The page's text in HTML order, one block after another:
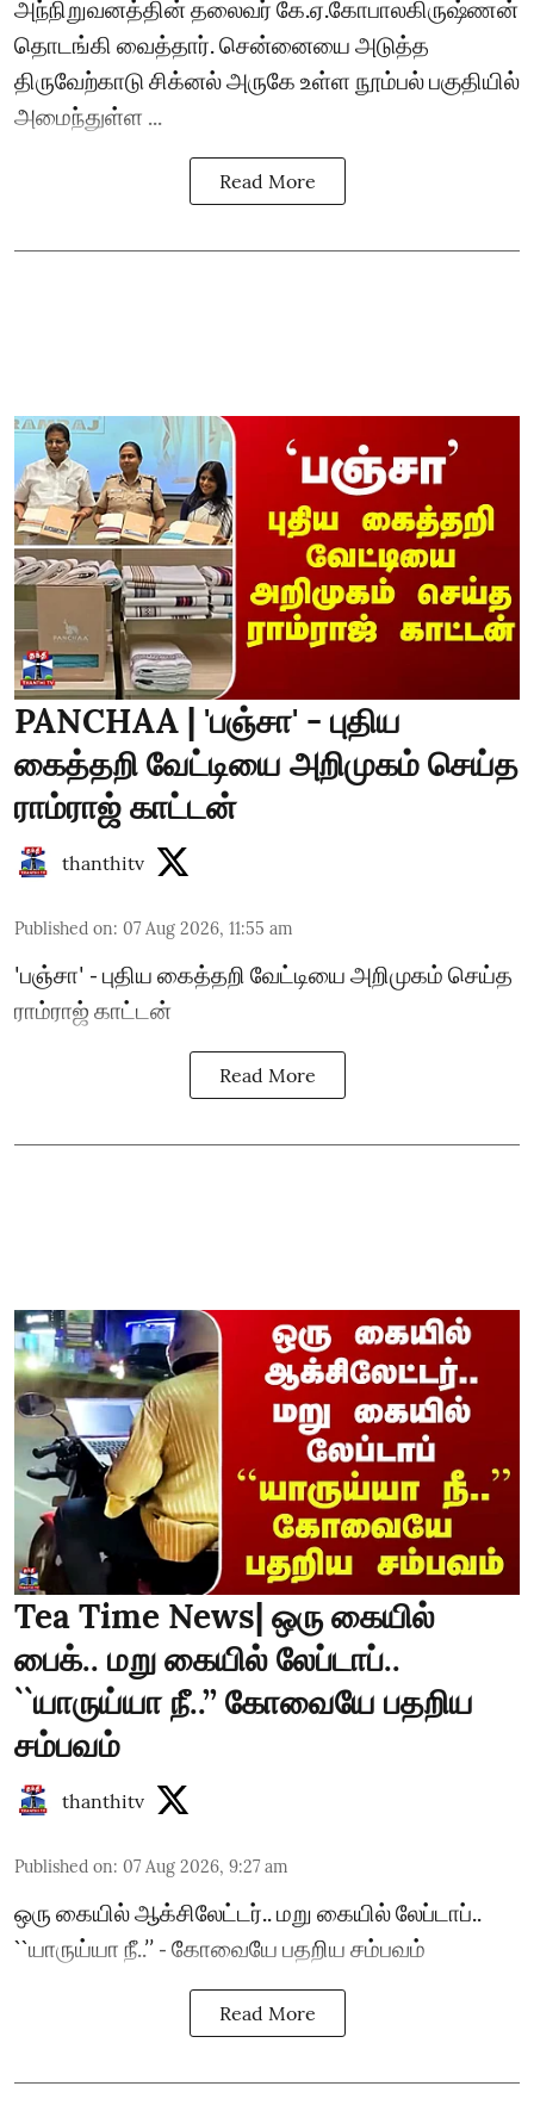
அந்நிறுவனத்தின் தலைவர் கே.ஏ.கோபாலகிருஷ்ணன்
தொடங்கி வைத்தார். சென்னையை அடுத்த
திருவேற்காடு சிக்னல் அருகே உள்ள நூம்பல் பகுதியில்
அமைந்துள்ள ...
Read More
PANCHAA | 'பஞ்சா' - புதிய
கைத்தறி வேட்டியை அறிமுகம் செய்த
ராம்ராஜ் காட்டன்
thanthitv
Published on: 07 Aug 2026, 11:55 am
'பஞ்சா' - புதிய கைத்தறி வேட்டியை அறிமுகம் செய்த
ராம்ராஜ் காட்டன்
Read More
Tea Time News| ஒரு கையில்
பைக்.. மறு கையில் லேப்டாப்..
``யாருய்யா நீ..’’ கோவையே பதறிய
சம்பவம்
thanthitv
Published on: 07 Aug 2026, 9:27 am
ஒரு கையில் ஆக்சிலேட்டர்.. மறு கையில் லேப்டாப்..
``யாருய்யா நீ..’’ - கோவையே பதறிய சம்பவம்
Read More